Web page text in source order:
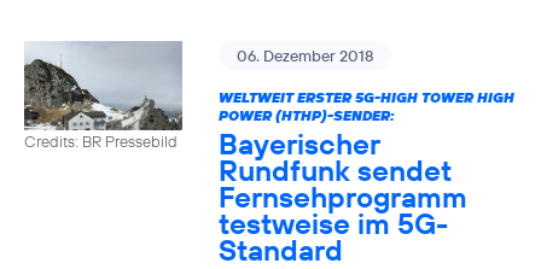
Credits: BR Pressebild
06. Dezember 2018
WELTWEIT ERSTER 5G-HIGH TOWER HIGH
POWER (HTHP)-SENDER:
Bayerischer
Rundfunk sendet
Fernsehprogramm
testweise im 5G-
Standard